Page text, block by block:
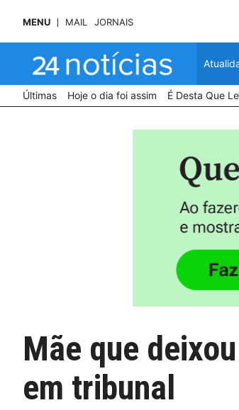
MENU MAIL JORNAIS
Últimas Hoje o dia foi assim É Desta Que
Mãe que
em tribunal